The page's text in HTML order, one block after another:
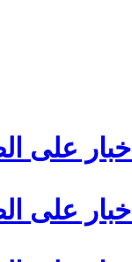
على
على